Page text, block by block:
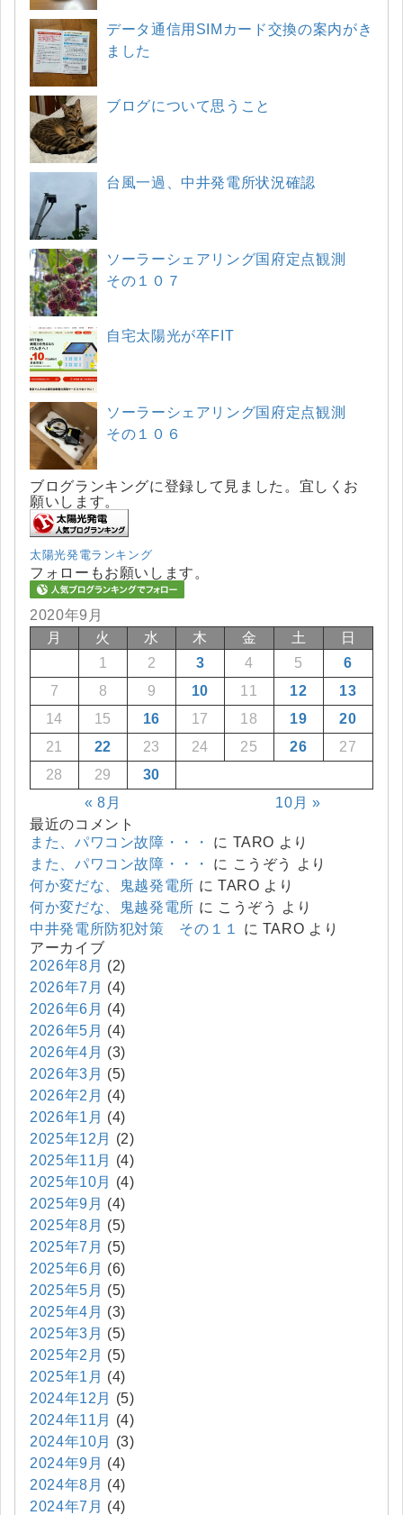
データ通信用SIMカード交換の案内がき
ました
ブログについて思うこと
台風一過、中井発電所状況確認
ソーラーシェアリング国府定点観測
その１０７
自宅太陽光が卒FIT
ソーラーシェアリング国府定点観測
その１０６
ブログランキングに登録して見ました。宜しくお
願いします。
太陽光発電ランキング
フォローもお願いします。
2020年9月
月
火 水 木 金 土 日
« 8月 10月 »
1 2 3 4 5
6
7
8 9 10 11 12
13
14
15 16 17 18 19
20
21
22 23 24 25 26
27
28
29 30
最近のコメント
また、パワコン故障・・・
に TARO より
また、パワコン故障・・・
に こうぞう
より
何か変だな、鬼越発電所 に TARO より
何か変だな、鬼越発電所 に こうぞう
より
中井発電所防犯対策 その１１
に TARO より
アーカイブ
2026年8月 (2)
2026年7月 (4)
2026年6月 (4)
2026年5月 (4)
2026年4月 (3)
2026年3月 (5)
2026年2月 (4)
2026年1月 (4)
2025年12月
(2)
2025年11月
(4)
2025年10月
(4)
2025年9月 (4)
2025年8月 (5)
2025年7月 (5)
2025年6月 (6)
2025年5月 (5)
2025年4月 (3)
2025年3月 (5)
2025年2月 (5)
2025年1月 (4)
2024年12月
(5)
2024年11月
(4)
2024年10月
(3)
2024年9月 (4)
2024年8月 (4)
2024年7月 (4)